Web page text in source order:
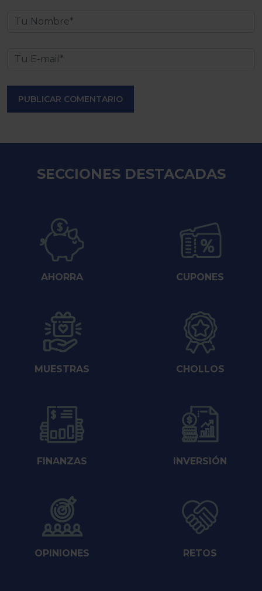
PUBLICAR COMENTARIO
SECCIONES DESTACADAS
AHORRA CUPONES
MUESTRAS CHOLLOS
FINANZAS INVERSIÓN
OPINIONES RETOS